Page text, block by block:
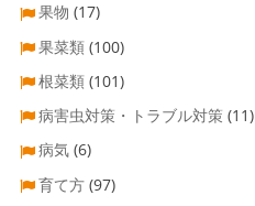
果物 (17)
果菜類 (100)
根菜類 (101)
病害虫対策・トラブル対策 (11)
病気 (6)
育て方 (97)